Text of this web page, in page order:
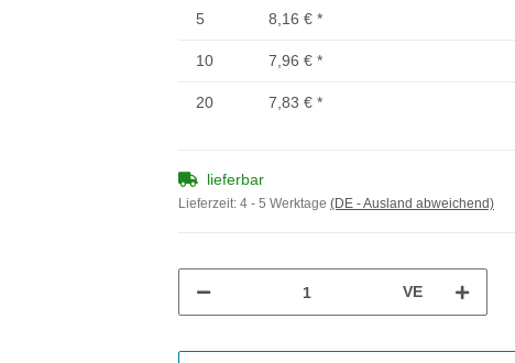
5 8,16 € *
10 7,96 € *
20 7,83 € *
lieferbar
Lieferzeit: 4 - 5 Werktage (DE - Ausland abweichend)
VE